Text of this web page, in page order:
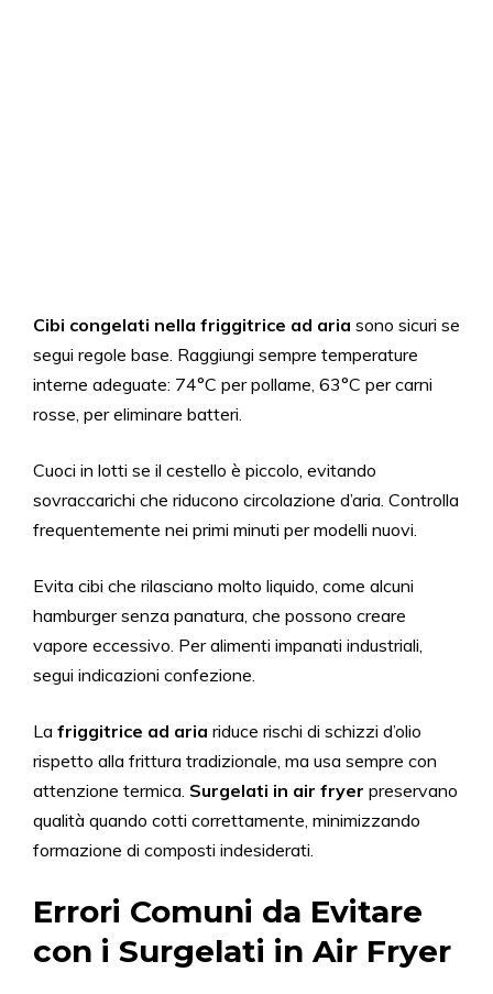
Cibi congelati nella friggitrice ad aria sono sicuri se
segui regole base. Raggiungi sempre temperature
interne adeguate: 74°C per pollame, 63°C per carni
rosse, per eliminare batteri.
Cuoci in lotti se il cestello è piccolo, evitando
sovraccarichi che riducono circolazione d’aria. Controlla
frequentemente nei primi minuti per modelli nuovi.
Evita cibi che rilasciano molto liquido, come alcuni
hamburger senza panatura, che possono creare
vapore eccessivo. Per alimenti impanati industriali,
segui indicazioni confezione.
La friggitrice ad aria riduce rischi di schizzi d’olio
rispetto alla frittura tradizionale, ma usa sempre con
attenzione termica. Surgelati in air fryer preservano
qualità quando cotti correttamente, minimizzando
formazione di composti indesiderati.
Errori Comuni da Evitare
con i Surgelati in Air Fryer